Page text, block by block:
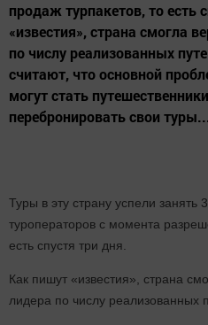
продаж турпакетов, то есть
«известия», страна смогла
по числу реализованных
считают, что основной
могут стать
перебронировать свои
Туры в эту страну успели занять
туроператоров с момента
есть спустя три дня.
Как пишут «известия», страна
лидера по числу реализованных